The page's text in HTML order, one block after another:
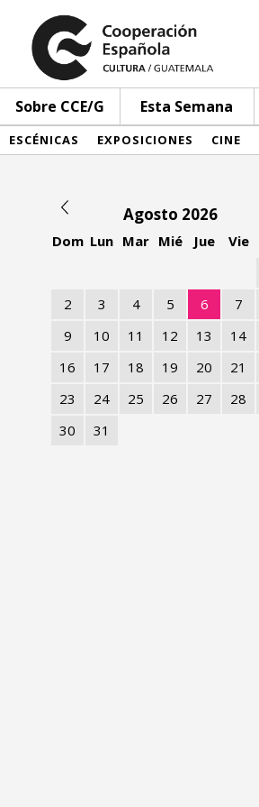
Sobre CCE/G Esta Semana
ESCÉNICAS EXPOSICIONES CINE
Agosto 2026
Dom Lun Mar Mié Jue Vie
2
3 4 5 6 7
9
10 11 12 13 14
16
17 18 19 20 21
23
24 25 26 27 28
30
31